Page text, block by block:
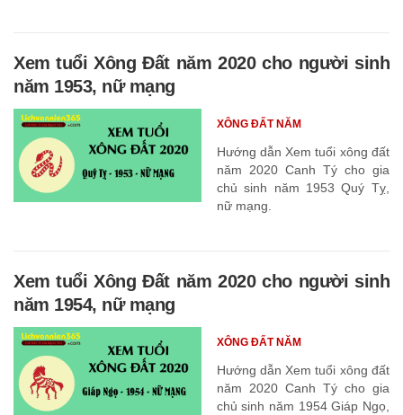
Xem tuổi Xông Đất năm 2020 cho người sinh
năm 1953, nữ mạng
Hướng dẫn Xem tuổi xông đất
năm 2020 Canh Tý cho gia
chủ sinh năm 1953 Quý Tỵ,
nữ mạng.
XÔNG ĐẤT NĂM
Xem tuổi Xông Đất năm 2020 cho người sinh
năm 1954, nữ mạng
Hướng dẫn Xem tuổi xông đất
năm 2020 Canh Tý cho gia
chủ sinh năm 1954 Giáp Ngọ,
XÔNG ĐẤT NĂM